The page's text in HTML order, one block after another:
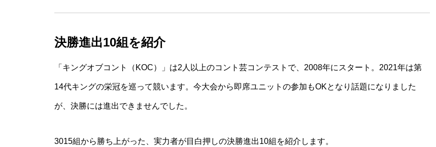
決勝進出10組を紹介
「キングオブコント（KOC）」は2人以上のコント芸コンテストで、2008年にスタート。2021年は第
14代キングの栄冠を巡って競います。今大会から即席ユニットの参加もOKとなり話題になりました
が、決勝には進出できませんでした。
3015組から勝ち上がった、実力者が目白押しの決勝進出10組を紹介します。